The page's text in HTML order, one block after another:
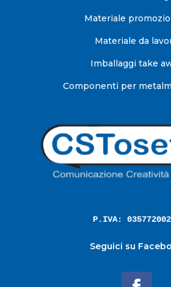
Materiale
Materiale da
Imballaggi take
Componenti per
P.IVA:
Seguici su